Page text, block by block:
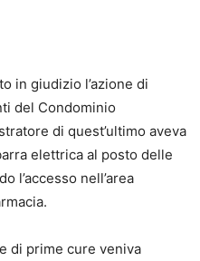
in giudizio l’azione di
del Condominio
di quest’ultimo aveva
elettrica al posto delle
l’accesso nell’area
di prime cure veniva